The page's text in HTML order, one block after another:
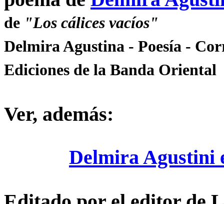
de "Los cálices vacíos"
Delmira Agustina - Poesía -
Ediciones de la Banda Oriental
Ver, además:
Delmira Agustini